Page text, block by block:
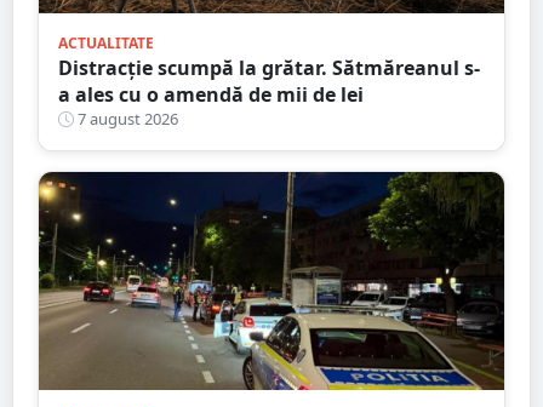
ACTUALITATE
Distracție scumpă la grătar. Sătmăreanul s-
a ales cu o amendă de mii de lei
7 august 2026